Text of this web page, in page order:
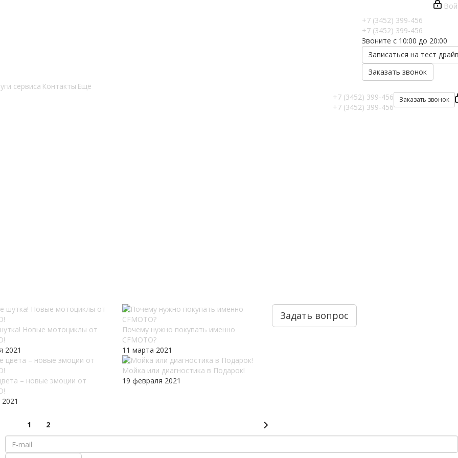
+7 (3452) 399-456
+7 (3452) 399-456
Звоните с 10:00 до 20:00
Записаться на тест
Заказать звонок
сервиса Контакты Ещё
Заказать звонок
+7 (3452) 399-456
+7 (3452) 399-456
Новые мотоциклы от
2021
Почему нужно покупать именно
CFMOTO?
11 марта 2021
– новые эмоции от
Мойка или диагностика в Подарок!
19 февраля 2021
1
2
Задать вопрос